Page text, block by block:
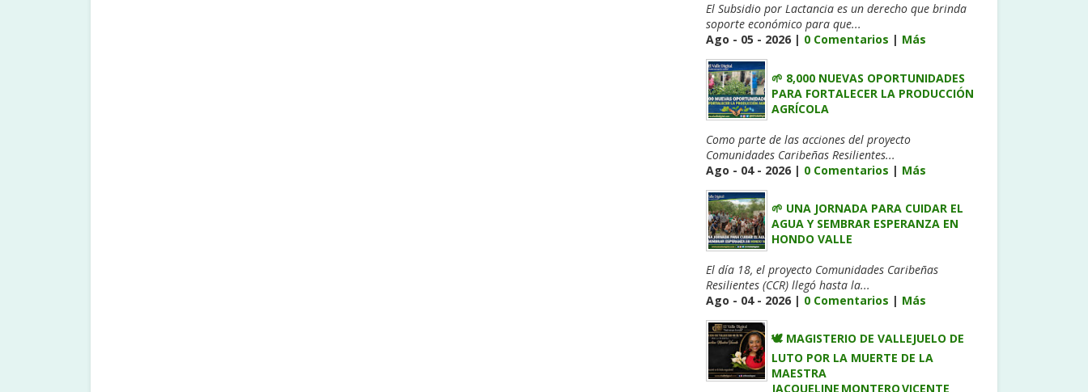
El Subsidio por Lactancia es un derecho que brinda
soporte económico para que...
Ago - 05 - 2026 | 0 Comentarios | Más
🌱 8,000 NUEVAS OPORTUNIDADES
PARA FORTALECER LA PRODUCCIÓN
AGRÍCOLA
Como parte de las acciones del proyecto
Comunidades Caribeñas Resilientes...
Ago - 04 - 2026 | 0 Comentarios | Más
🌱 UNA JORNADA PARA CUIDAR EL
AGUA Y SEMBRAR ESPERANZA EN
HONDO VALLE
El día 18, el proyecto Comunidades Caribeñas
Resilientes (CCR) llegó hasta la...
Ago - 04 - 2026 | 0 Comentarios | Más
🕊️ MAGISTERIO DE VALLEJUELO DE
LUTO POR LA MUERTE DE LA
MAESTRA
JACQUELINE MONTERO VICENTE